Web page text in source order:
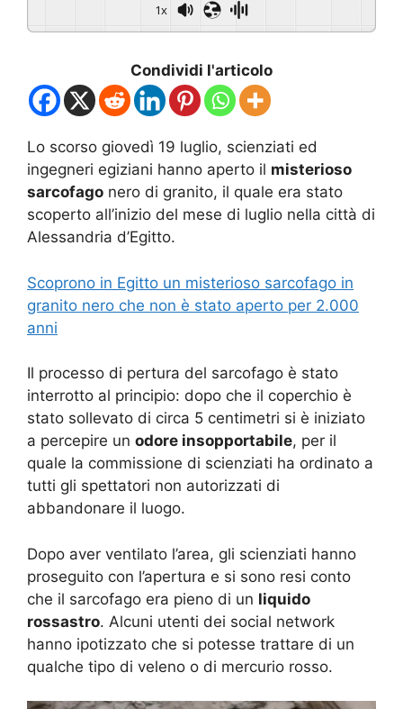
1x
Condividi l'articolo
Lo scorso giovedì 19 luglio, scienziati ed
ingegneri egiziani hanno aperto il misterioso
sarcofago nero di granito, il quale era stato
scoperto all’inizio del mese di luglio nella città di
Alessandria d’Egitto.
Scoprono in Egitto un misterioso sarcofago in
granito nero che non è stato aperto per 2.000
anni
Il processo di pertura del sarcofago è stato
interrotto al principio: dopo che il coperchio è
stato sollevato di circa 5 centimetri si è iniziato
a percepire un odore insopportabile, per il
quale la commissione di scienziati ha ordinato a
tutti gli spettatori non autorizzati di
abbandonare il luogo.
Dopo aver ventilato l’area, gli scienziati hanno
proseguito con l’apertura e si sono resi conto
che il sarcofago era pieno di un liquido
rossastro. Alcuni utenti dei social network
hanno ipotizzato che si potesse trattare di un
qualche tipo di veleno o di mercurio rosso.